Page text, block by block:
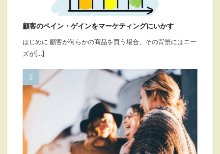
顧客のペイン・ゲインをマーケティングにいかす
はじめに 顧客が何らかの商品を買う場合、その背景にはニー
ズが[…]